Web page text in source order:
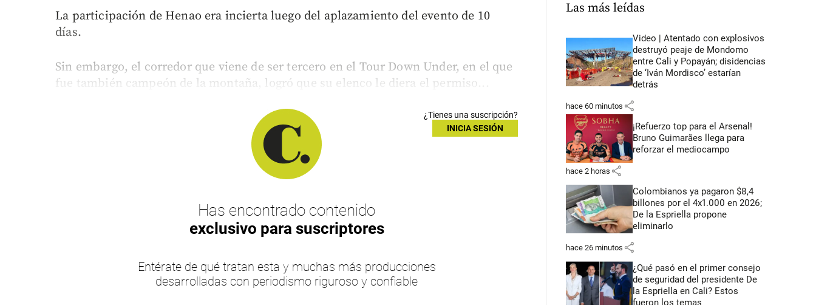
La participación de Henao era incierta luego del aplazamiento del evento de 10
días.
Sin embargo, el corredor que viene de ser tercero en el Tour Down Under, en el que
fue también campeón de la montaña, logró que su elenco le diera el permiso...
¿Tienes una suscripción?
INICIA SESIÓN
Has encontrado contenido
exclusivo para suscriptores
Entérate de qué tratan esta y muchas más producciones
desarrolladas con periodismo riguroso y confiable
Las más leídas
Video | Atentado con explosivos
destruyó peaje de Mondomo
entre Cali y Popayán; disidencias
de ‘Iván Mordisco’ estarían
detrás
hace 60 minutos share
¡Refuerzo top para el Arsenal!
Bruno Guimarães llega para
reforzar el mediocampo
hace 2 horas share
Colombianos ya pagaron $8,4
billones por el 4x1.000 en 2026;
De la Espriella propone
eliminarlo
hace 26 minutos share
¿Qué pasó en el primer consejo
de seguridad del presidente De
la Espriella en Cali? Estos
fueron los temas